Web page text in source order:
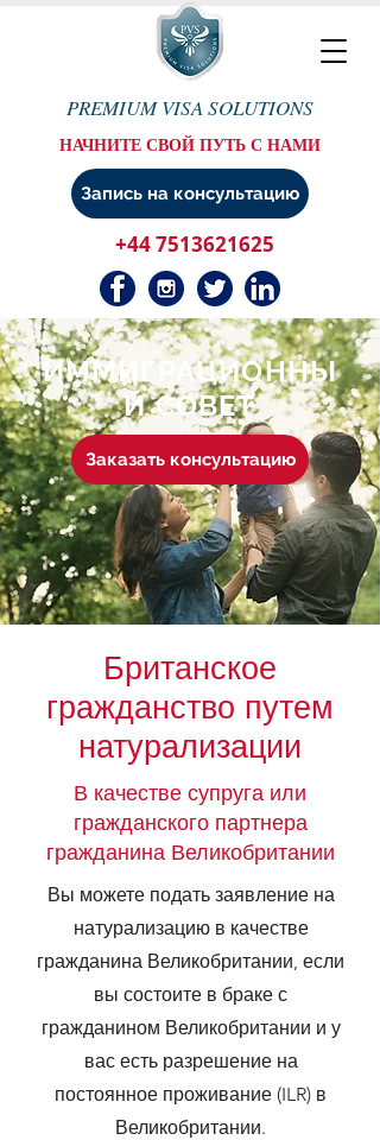
PREMIUM VISA SOLUTIONS
+44 7513621625
НАЧНИТЕ СВОЙ ПУТЬ С НАМИ
Запись на консультацию
ИММИГРАЦИОННЫ
Й СОВЕТ
Заказать консультацию
Британское
гражданство путем
натурализации
В качестве супруга или
гражданского партнера
гражданина Великобритании
Вы можете подать заявление на
натурализацию в качестве
гражданина Великобритании, если
вы состоите в браке с
гражданином Великобритании и у
вас есть разрешение на
постоянное проживание (ILR) в
Великобритании.